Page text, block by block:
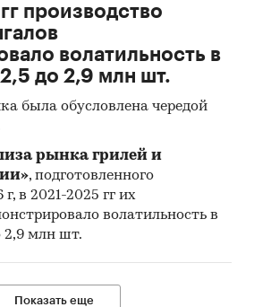
производство
волатильность в
до 2,9 млн шт.
была обусловлена чередой
рынка грилей и
, подготовленного
в 2021-2025 гг их
волатильность в
2,9 млн шт.
Показать еще